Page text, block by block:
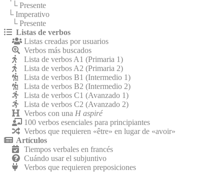
└ Presente
└ Imperativo
└ Presente
Listas de verbos
Listas creadas por usuarios
Verbos más buscados
Lista de verbos A1 (Primaria 1)
Lista de verbos A2 (Primaria 2)
Lista de verbos B1 (Intermedio 1)
Lista de verbos B2 (Intermedio 2)
Lista de verbos C1 (Avanzado 1)
Lista de verbos C2 (Avanzado 2)
Verbos con una H aspiré
100 verbos esenciales para principiantes
Verbos que requieren «être» en lugar de «avoir»
Artículos
Tiempos verbales en francés
Cuándo usar el subjuntivo
Verbos que requieren preposiciones